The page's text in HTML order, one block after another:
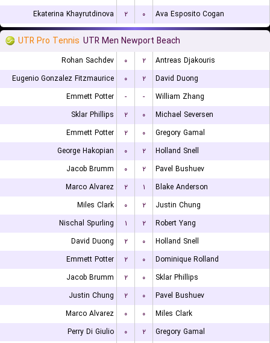
Ekaterina Khayrutdinova
۲ ۰ Ava Esposito Cogan
UTR Pro Tennis UTR Men Newport Beach
Rohan Sachdev ۰ ۲
Antreas Djakouris
Eugenio Gonzalez Fitzmaurice
۰ ۲
David Duong
Emmett Potter
- -
William Zhang
Sklar Phillips
۲ ۰
Michael Seversen
Emmett Potter
۲ ۰
Gregory Gamal
George Hakopian
۰ ۲
Holland Snell
Jacob Brumm
۰ ۲
Pavel Bushuev
Marco Alvarez
۲ ۱
Blake Anderson
Miles Clark
۰ ۲
Justin Chung
Nischal Spurling
۱ ۲
Robert Yang
David Duong
۲ ۰
Holland Snell
Emmett Potter
۲ ۰
Dominique Rolland
Jacob Brumm
۲ ۰
Sklar Phillips
Justin Chung
۲ ۰
Pavel Bushuev
Marco Alvarez
۰ ۰
Miles Clark
Perry Di Giulio
۰ ۲
Gregory Gamal